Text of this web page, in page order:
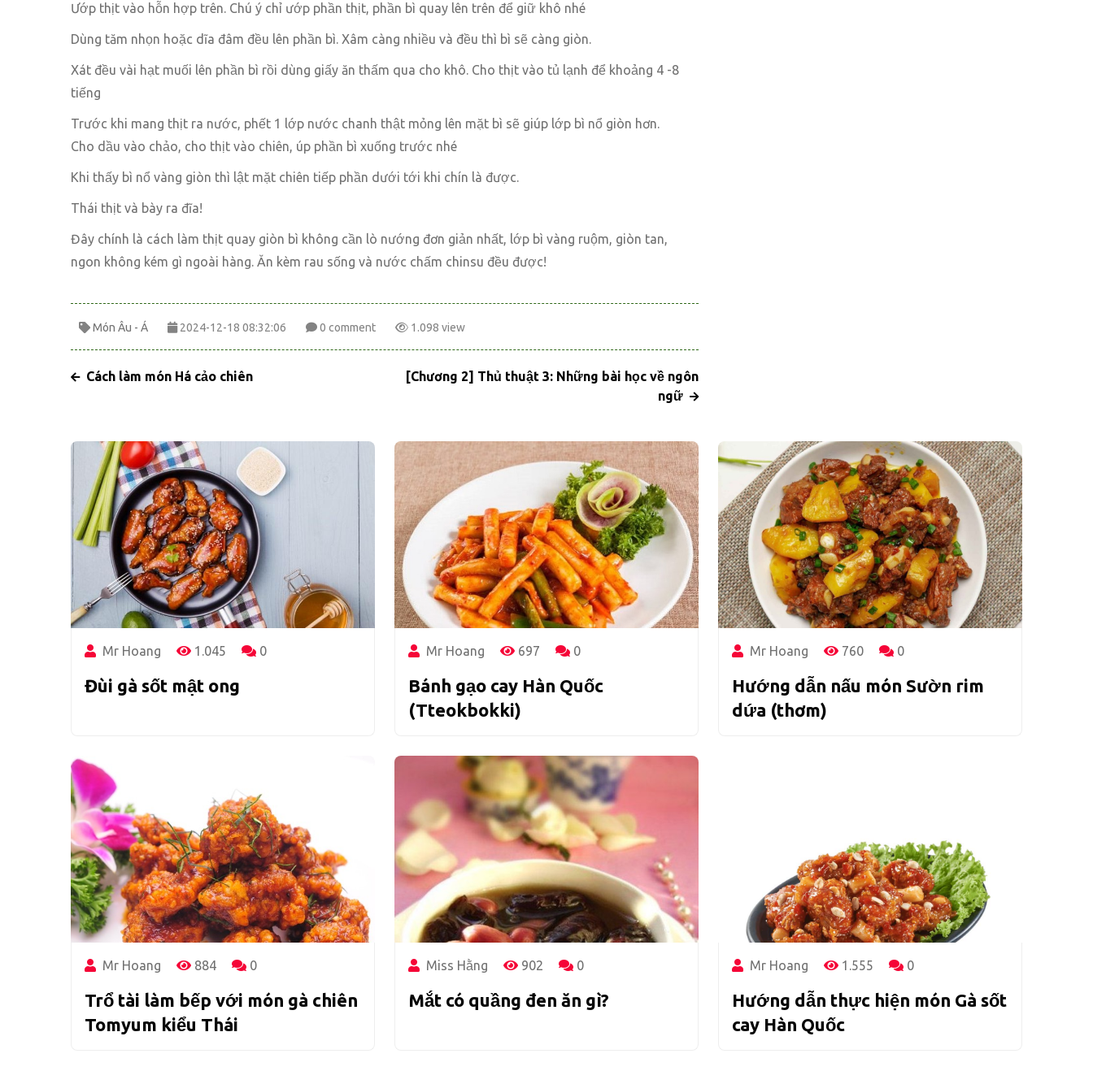
Ướp thịt vào hỗn hợp trên. Chú ý chỉ ướp phần thịt, phần bì quay lên trên để giữ khô nhé
Dùng tăm nhọn hoặc dĩa đâm đều lên phần bì. Xâm càng nhiều và đều thì bì sẽ càng giòn.
Xát đều vài hạt muối lên phần bì rồi dùng giấy ăn thấm qua cho khô. Cho thịt vào tủ lạnh để khoảng 4 -8
tiếng
Trước khi mang thịt ra nước, phết 1 lớp nước chanh thật mỏng lên mặt bì sẽ giúp lớp bì nổ giòn hơn.
Cho dầu vào chảo, cho thịt vào chiên, úp phần bì xuống trước nhé
Khi thấy bì nổ vàng giòn thì lật mặt chiên tiếp phần dưới tới khi chín là được.
Thái thịt và bày ra đĩa!
Đây chính là cách làm thịt quay giòn bì không cần lò nướng đơn giản nhất, lớp bì vàng ruộm, giòn tan,
ngon không kém gì ngoài hàng. Ăn kèm rau sống và nước chấm chinsu đều được!
Món Âu - Á 2024-12-18 08:32:06 0 comment 1.098 view
Cách làm món Há cảo chiên
[Chương 2] Thủ thuật 3: Những bài học về ngôn
ngữ
Mr Hoang 1.045 0
Đùi gà sốt mật ong
Mr Hoang 697 0
Bánh gạo cay Hàn Quốc
(Tteokbokki)
Mr Hoang 760 0
Hướng dẫn nấu món Sườn rim
dứa (thơm)
Mr Hoang 884 0
Trổ tài làm bếp với món gà chiên
Tomyum kiểu Thái
Miss Hằng 902 0
Mắt có quầng đen ăn gì?
Mr Hoang 1.555 0
Hướng dẫn thực hiện món Gà sốt
cay Hàn Quốc